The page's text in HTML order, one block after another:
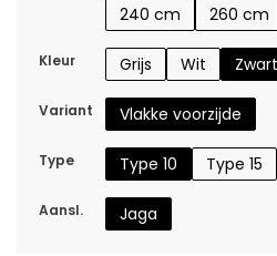
240 cm
260 cm
Kleur Grijs Wit
Variant Vlakke voorzijde
Type Type 10 Type 15
Aansl. Jaga